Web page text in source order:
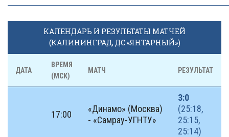
КАЛЕНДАРЬ И РЕЗУЛЬТАТЫ МАТЧЕЙ
(КАЛИНИНГРАД, ДС «ЯНТАРНЫЙ»)
ДАТА
ВРЕМЯ
(МСК)
МАТЧ РЕЗУЛЬТАТ
17:00
«Динамо» (Москва)
- «Самрау-УГНТУ»
3:0
(25:18,
25:15,
25:14)